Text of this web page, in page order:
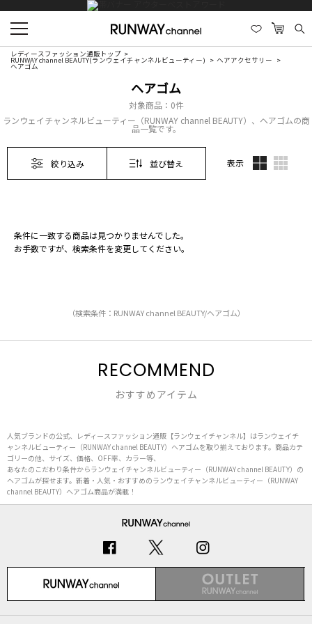
レディースファッション通販トップ
RUNWAY channel BEAUTY(ランウェイチャンネルビューティー) ヘアアクセサリー
ヘアゴム
ヘアゴム
対象商品： 0件
ランウェイチャンネルビューティー（RUNWAY channel BEAUTY）、ヘアゴムの商
品一覧です。
絞り込み 並び替え 表示
条件に一致する商品は見つかりませんでした。
お手数ですが、検索条件を変更してください。
（検索条件：RUNWAY channel BEAUTY/ヘアゴム）
RECOMMEND
おすすめアイテム
人気ブランドの公式、レディースファッション通販【ランウェイチャンネル】はランウェイチ
ャンネルビューティー（RUNWAY channel BEAUTY）ヘアゴムを取り揃えております。商品カテ
ゴリーの他、サイズ、価格、OFF率、カラー等、
あなたのこだわり条件からランウェイチャンネルビューティー（RUNWAY channel BEAUTY）の
ヘアゴムが探せます。新着・人気・おすすめのランウェイチャンネルビューティー（RUNWAY
channel BEAUTY）ヘアゴム商品が満載！